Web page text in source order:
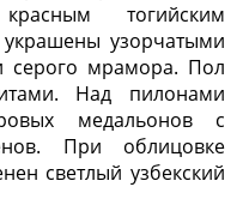
тогийским
узорчатыми
серого мрамора. Пол
Над пилонами
медальонов с
При облицовке
светлый узбекский